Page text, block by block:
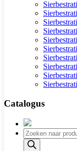
Catalogus
Producten
zoeken